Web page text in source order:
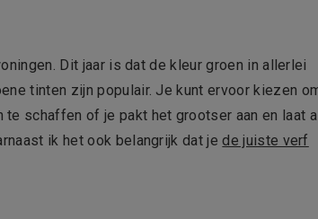
Dit jaar is dat de kleur groen in allerlei
tinten zijn populair. Je kunt ervoor kiezen
te schaffen of je pakt het grootser aan en laat
ik het ook belangrijk dat jede juiste verf